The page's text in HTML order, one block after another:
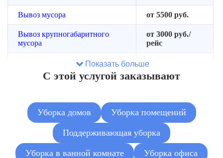
Вывоз мусора от 5500 руб.
Вывоз крупногабаритного
мусора
от 3000 руб./
рейс
Демонтаж мебели и старых
покрытий
от 180 руб./м²
Обработка от плесени
от 3000 руб.
Показать больше
С этой услугой заказывают
Уборка домов Уборка помещений
Поддерживающая уборка
Уборка в ванной комнате Уборка офиса